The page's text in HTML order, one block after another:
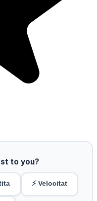
to you?
⚡ Velocitat